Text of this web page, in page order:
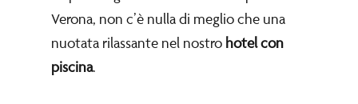
Verona, non c’è nulla di meglio che una
nuotata rilassante nel nostro hotel con
piscina.